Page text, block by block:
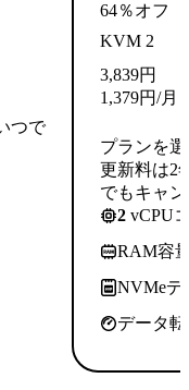
つで
64％オフ
KVM 2
3,839円
1,379円/月
プランを
更新料は2
でもキャ
2 vCPU
RAM容
NVMeデ
データ